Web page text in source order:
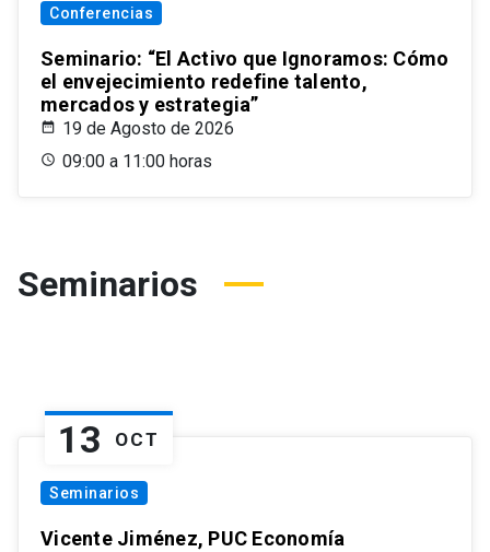
Conferencias
Seminario: “El Activo que Ignoramos: Cómo
el envejecimiento redefine talento,
mercados y estrategia”
19 de Agosto de 2026
09:00 a 11:00 horas
Seminarios
13 OCT
Seminarios
Vicente Jiménez, PUC Economía